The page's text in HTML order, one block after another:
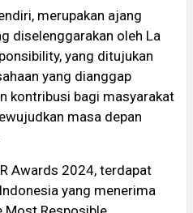
merupakan ajang
diselenggarakan oleh La
yang ditujukan
yang dianggap
kontribusi bagi masyarakat
masa depan
Awards 2024, terdapat
yang menerima